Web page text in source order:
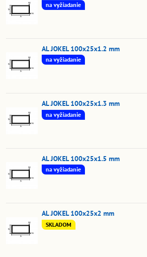
na vyžiadanie
AL JOKEL 100x25x1.2 mm
na vyžiadanie
AL JOKEL 100x25x1.3 mm
na vyžiadanie
AL JOKEL 100x25x1.5 mm
na vyžiadanie
AL JOKEL 100x25x2 mm
SKLADOM